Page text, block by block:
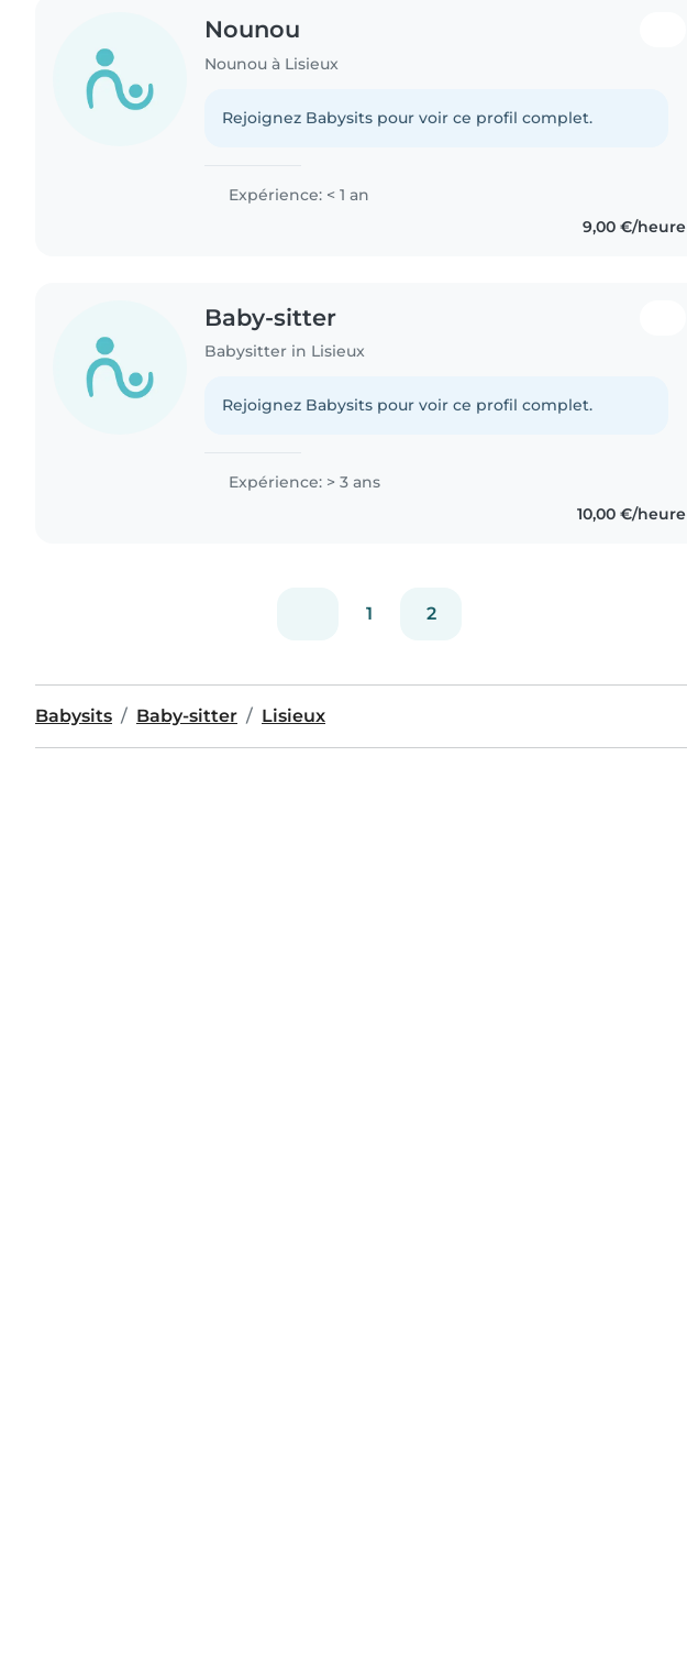
Nounou
Nounou à Lisieux
Rejoignez Babysits pour voir ce profil complet.
Expérience: < 1 an
9,00 €/heure
Baby-sitter
Babysitter in Lisieux
Rejoignez Babysits pour voir ce profil complet.
Expérience: > 3 ans
10,00 €/heure
1 2
Babysits Baby-sitter Lisieux